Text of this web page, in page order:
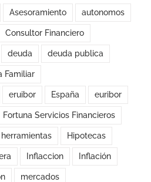
Asesoramiento autonomos
Consultor Financiero
deuda deuda publica
Familiar
eruibor España euribor
Fortuna Servicios Financieros
herramientas Hipotecas
Inflaccion Inflación
mercados